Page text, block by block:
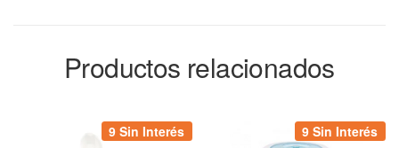
Productos relacionados
9 Sin Interés 9 Sin Interés